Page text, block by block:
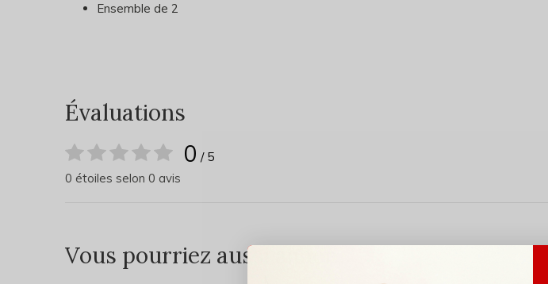
Ensemble de 2
Évaluations
0 / 5
0 étoiles selon 0 avis
Vous pourriez aussi aimer...